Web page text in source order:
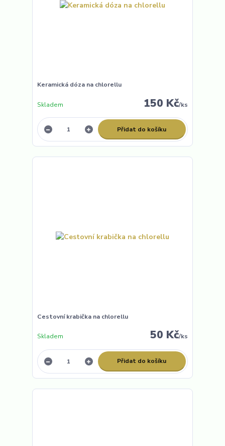
Keramická dóza na chlorellu
150 Kč/ks
Skladem
Přidat do košíku
Cestovní krabička na chlorellu
50 Kč/ks
Skladem
Přidat do košíku